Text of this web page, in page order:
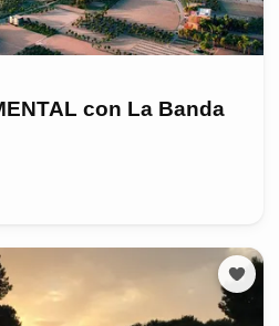
con La Banda